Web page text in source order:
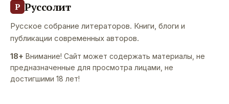
Р Руссолит
Русское собрание литераторов. Книги, блоги и
публикации современных авторов.
18+ Внимание! Сайт может содержать материалы, не
предназначенные для просмотра лицами, не
достигшими 18 лет!